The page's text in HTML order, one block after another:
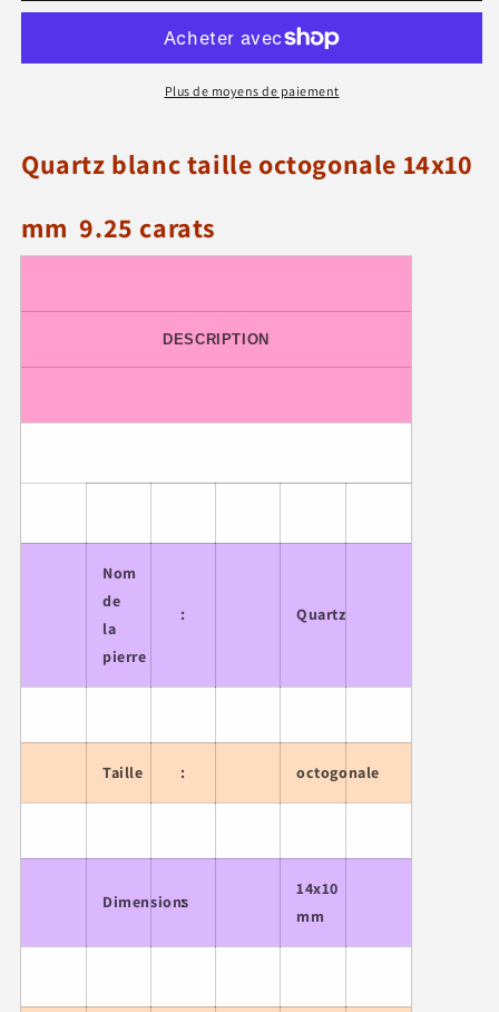
blanc
14x10
blanc
octogonal
14x10
mm
Plus de moyens de paiement
Quartz blanc taille octogonale 14x10
mm 9.25 carats
DESCRIPTION
Nom
de
la
pierre
: Quartz
Taille : octogonale
Dimensions
:
14x10
mm